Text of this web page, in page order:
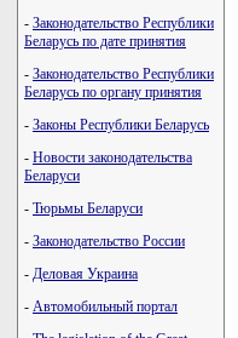
- Законодательство Республики
Беларусь по дате принятия
- Законодательство Республики
Беларусь по органу принятия
- Законы Республики Беларусь
- Новости законодательства
Беларуси
- Тюрьмы Беларуси
- Законодательство России
- Деловая Украина
- Автомобильный портал